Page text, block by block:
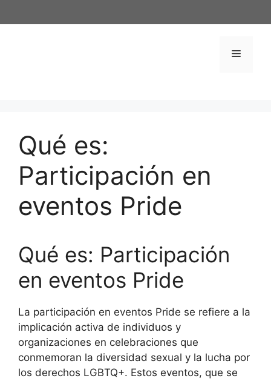
al
Menú
Qué es:
Participación en
eventos Pride
Qué es: Participación
en eventos Pride
La participación en eventos Pride se refiere a la
implicación activa de individuos y
organizaciones en celebraciones que
conmemoran la diversidad sexual y la lucha por
los derechos LGBTQ+. Estos eventos, que se